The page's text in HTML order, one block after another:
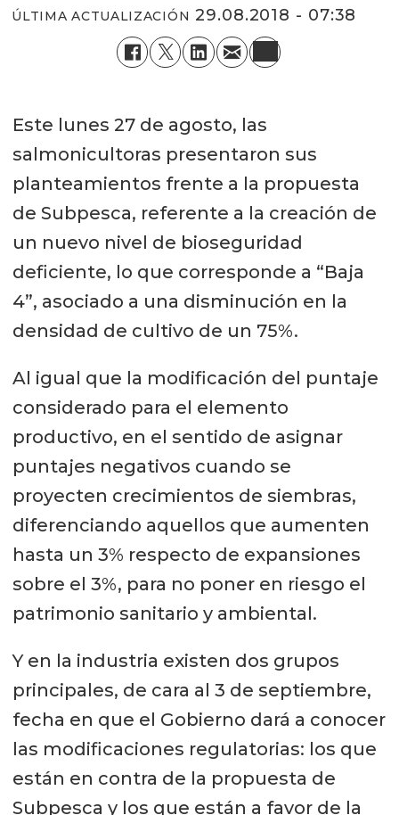
ÚLTIMA ACTUALIZACIÓN 29.08.2018 - 07:38
Este lunes 27 de agosto, las
salmonicultoras presentaron sus
planteamientos frente a la propuesta
de Subpesca, referente a la creación de
un nuevo nivel de bioseguridad
deficiente, lo que corresponde a “Baja
4”, asociado a una disminución en la
densidad de cultivo de un 75%.
Al igual que la modificación del puntaje
considerado para el elemento
productivo, en el sentido de asignar
puntajes negativos cuando se
proyecten crecimientos de siembras,
diferenciando aquellos que aumenten
hasta un 3% respecto de expansiones
sobre el 3%, para no poner en riesgo el
patrimonio sanitario y ambiental.
Y en la industria existen dos grupos
principales, de cara al 3 de septiembre,
fecha en que el Gobierno dará a conocer
las modificaciones regulatorias: los que
están en contra de la propuesta de
Subpesca y los que están a favor de la